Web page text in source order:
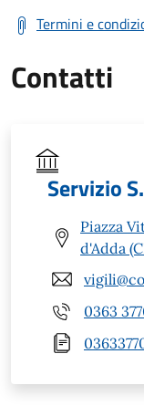
Termini e
Contatti
Servizio
Piazza
d'Adda
0363